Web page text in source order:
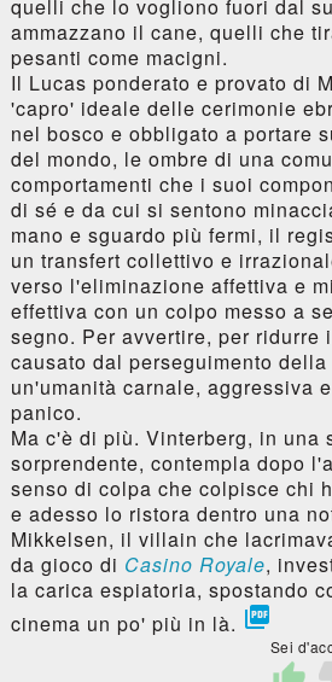
quelli che lo vogliono fuori dal
ammazzano il cane, quelli che
pesanti come macigni.
Il Lucas ponderato e provato di
'capro' ideale delle cerimonie
nel bosco e obbligato a portare
del mondo, le ombre di una
comportamenti che i suoi
di sé e da cui si sentono
mano e sguardo più fermi, il
un transfert collettivo e
verso l'eliminazione affettiva e
effettiva con un colpo messo a
segno. Per avvertire, per ridurre
causato dal perseguimento
un'umanità carnale, aggressiva
panico.
Ma c'è di più. Vinterberg, in una
sorprendente, contempla dopo
senso di colpa che colpisce chi
e adesso lo ristora dentro una
Mikkelsen, il villain che
da gioco di Casino Royale,
la carica espiatoria, spostando
cinema un po' più in là. 
Sei